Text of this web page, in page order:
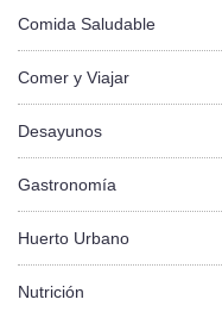
Comida Saludable
Comer y Viajar
Desayunos
Gastronomía
Huerto Urbano
Nutrición